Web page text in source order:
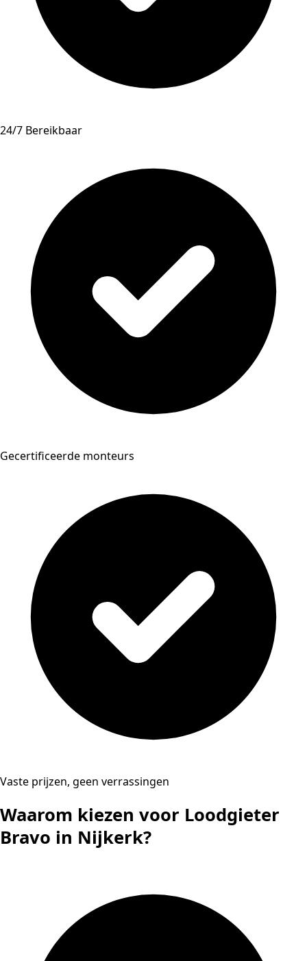
24/7 Bereikbaar
Gecertificeerde monteurs
Vaste prijzen, geen verrassingen
Waarom kiezen voor Loodgieter
Bravo in Nijkerk?